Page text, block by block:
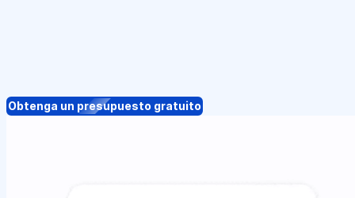
Obtenga un presupuesto gratuito